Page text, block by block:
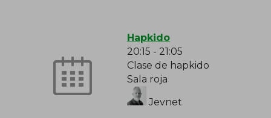
Hapkido
20:15 - 21:05
Clase de hapkido
Sala roja
Jevnet